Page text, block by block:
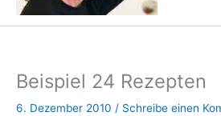
Beispiel 24 Rezepten
6. Dezember 2010 / Schreibe einen